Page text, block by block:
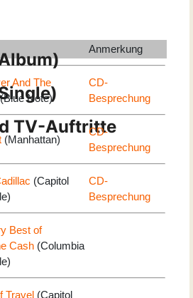
TV-Auftritte
Anmerkung
And The
Note)
CD-
Besprechung
(Manhattan)
CD-
Besprechung
(Capitol
CD-
Besprechung
Best of
Cash (Columbia
Travel (Capitol